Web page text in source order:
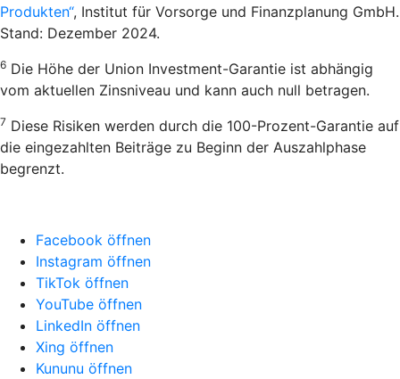
Produkten“, Institut für Vorsorge und Finanzplanung GmbH.
Stand: Dezember 2024.
6 Die Höhe der Union Investment-Garantie ist abhängig
vom aktuellen Zinsniveau und kann auch null betragen.
7 Diese Risiken werden durch die 100-Prozent-Garantie auf
die eingezahlten Beiträge zu Beginn der Auszahlphase
begrenzt.
Facebook öffnen
Instagram öffnen
TikTok öffnen
YouTube öffnen
LinkedIn öffnen
Xing öffnen
Kununu öffnen